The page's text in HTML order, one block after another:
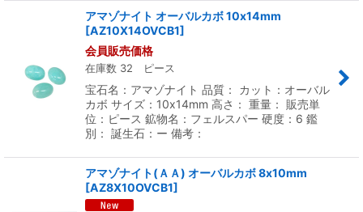
アマゾナイト オーバルカボ 10x14mm
[AZ10X14OVCB1]
会員販売価格
在庫数 32 ピース
宝石名：アマゾナイト 品質： カット：オーバル
カボ サイズ：10x14mm 高さ： 重量： 販売単
位：ピース 鉱物名：フェルスパー 硬度：6 鑑
別： 誕生石：ー 備考：
アマゾナイト(ＡＡ) オーバルカボ 8x10mm
[AZ8X10OVCB1]